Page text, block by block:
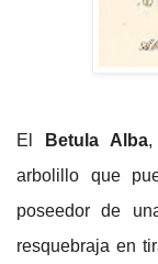
El Betula Alba,
arbolillo que
poseedor de
resquebraja en